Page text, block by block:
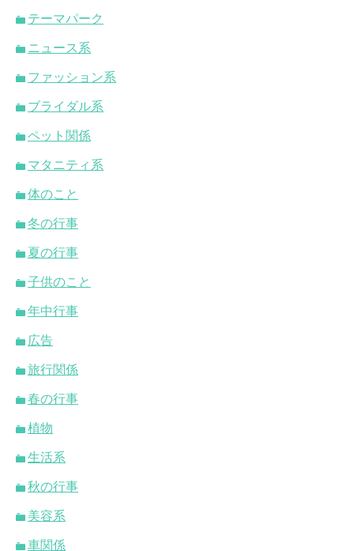
テーマパーク
ニュース系
ファッション系
ブライダル系
ペット関係
マタニティ系
体のこと
冬の行事
夏の行事
子供のこと
年中行事
広告
旅行関係
春の行事
植物
生活系
秋の行事
美容系
車関係